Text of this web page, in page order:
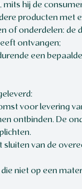
hij de
producten met
of onderdelen:
ontvangen;
een
voor levering
ontbinden. De
sluiten van de
niet op een